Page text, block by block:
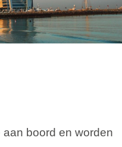
boord en worden